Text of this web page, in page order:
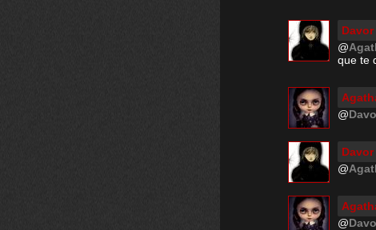
@
que te
@
@
@